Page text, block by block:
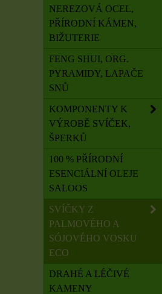
NEREZOVÁ OCEL,
PŘÍRODNÍ KÁMEN,
BIŽUTERIE
FENG SHUI, ORG.
PYRAMIDY, LAPAČE
SNŮ
KOMPONENTY K
VÝROBĚ SVÍČEK,
ŠPERKŮ
100 % PŘÍRODNÍ
ESENCIÁLNÍ OLEJE
SALOOS
SVÍČKY Z
PALMOVÉHO A
SÓJOVÉHO VOSKU
ECO
DRAHÉ A LÉČIVÉ
KAMENY